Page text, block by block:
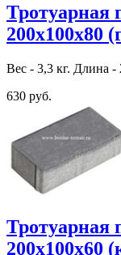
200х100х80
Вес - 3,3 кг. Длина
630 руб.
200х100х60